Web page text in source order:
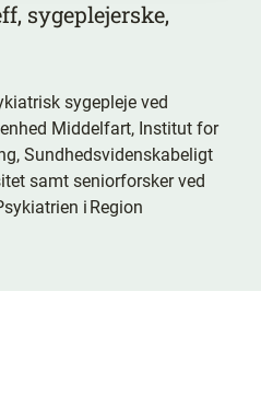
sygeplejerske,
sygepleje ved
Middelfart, Institut for
Sundhedsvidenskabeligt
samt seniorforsker ved
i Region